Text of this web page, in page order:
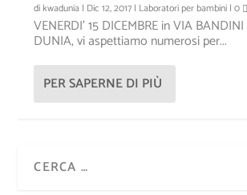
di kwadunia | Dic 12, 2017 | Laboratori per bambini |0
VENERDI’ 15 DICEMBRE in VIA
DUNIA, vi aspettiamo numerosi per...
PER SAPERNE DI PIÙ